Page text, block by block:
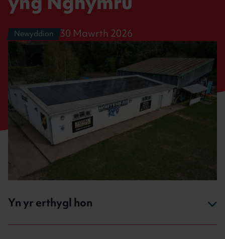
Newyddion 30 Mawrth 2026
Yn yr erthygl hon
Cyflwyniad